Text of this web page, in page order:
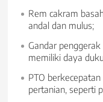
Rem cakram
andal dan mulus;
Gandar
memiliki daya
PTO
pertanian, seperti